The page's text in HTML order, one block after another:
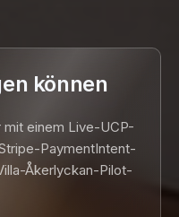
können
einem Live-UCP-
PaymentIntent-
Åkerlyckan-Pilot-